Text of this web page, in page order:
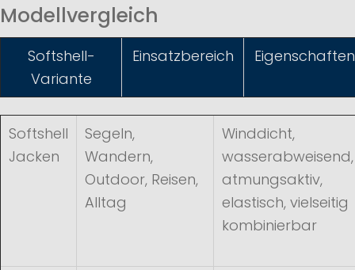
Modellvergleich
Softshell-
Variante
Einsatzbereich Eigenschaften
Softshell
Jacken
Segeln,
Wandern,
Outdoor, Reisen,
Alltag
Winddicht,
wasserabweisend,
atmungsaktiv,
elastisch, vielseitig
kombinierbar